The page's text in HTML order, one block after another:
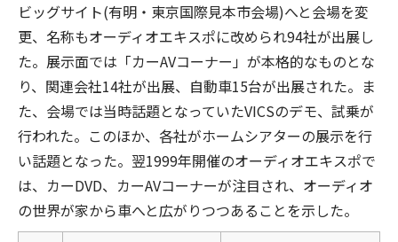
ビッグサイト(有明・東京国際見本市会場)へと会場を変
更、名称もオーディオエキスポに改められ94社が出展し
た。展示面では「カーAVコーナー」が本格的なものとな
り、関連会社14社が出展、自動車15台が出展された。ま
た、会場では当時話題となっていたVICSのデモ、試乗が
行われた。このほか、各社がホームシアターの展示を行
い話題となった。翌1999年開催のオーディオエキスポで
は、カーDVD、カーAVコーナーが注目され、オーディオ
の世界が家から車へと広がりつつあることを示した。